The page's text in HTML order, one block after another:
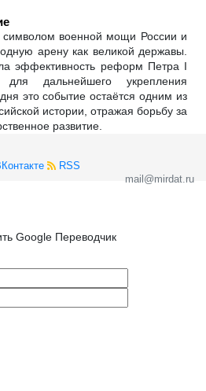
символом военной мощи России и
арену как великой державы.
эффективность реформ Петра I
дальнейшего укрепления
это событие остаётся одним из
истории, отражая борьбу за
развитие.
RSS
mail@mirdat.ru
Google Переводчик